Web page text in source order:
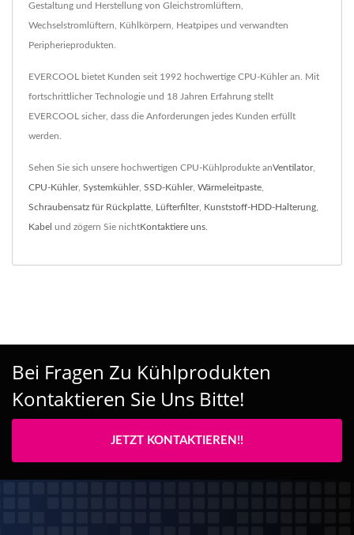
Gestaltung und Herstellung von Gleichstromlüftern,
Wechselstromlüftern, Kühlkörpern, Heatpipes und verwandten
Peripherieprodukten.
EVERCOOL bietet Kunden seit 1992 hochwertige CPU-Kühler an. Mit
fortschrittlicher Technologie und 18 Jahren Erfahrung stellt
EVERCOOL sicher, dass die Anforderungen jedes Kunden erfüllt
werden.
Sehen Sie sich unsere hochwertigen CPU-Kühlprodukte anVentilator,
CPU-Kühler, Systemkühler, SSD-Kühler, Wärmeleitpaste
Schraubensatz für Rückplatte Lüfterfilter, Kunststoff-HDD-Halterung
Kabel und zögern Sie nichtKontaktiere uns
Bei Fragen Zu Kühlprodukten
Kontaktieren Sie Uns Bitte!
JETZT KONTAKTIEREN!!